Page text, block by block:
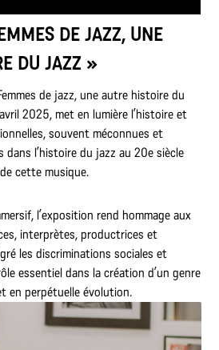
DE JAZZ, UNE
DU JAZZ »
de jazz, une autre histoire du
2025, met en lumière l’histoire et
souvent méconnues et
dans l’histoire du jazz au 20e siècle
cette musique.
l’exposition rend hommage aux
interprètes, productrices et
les discriminations sociales et
essentiel dans la création d’un genre
en perpétuelle évolution.